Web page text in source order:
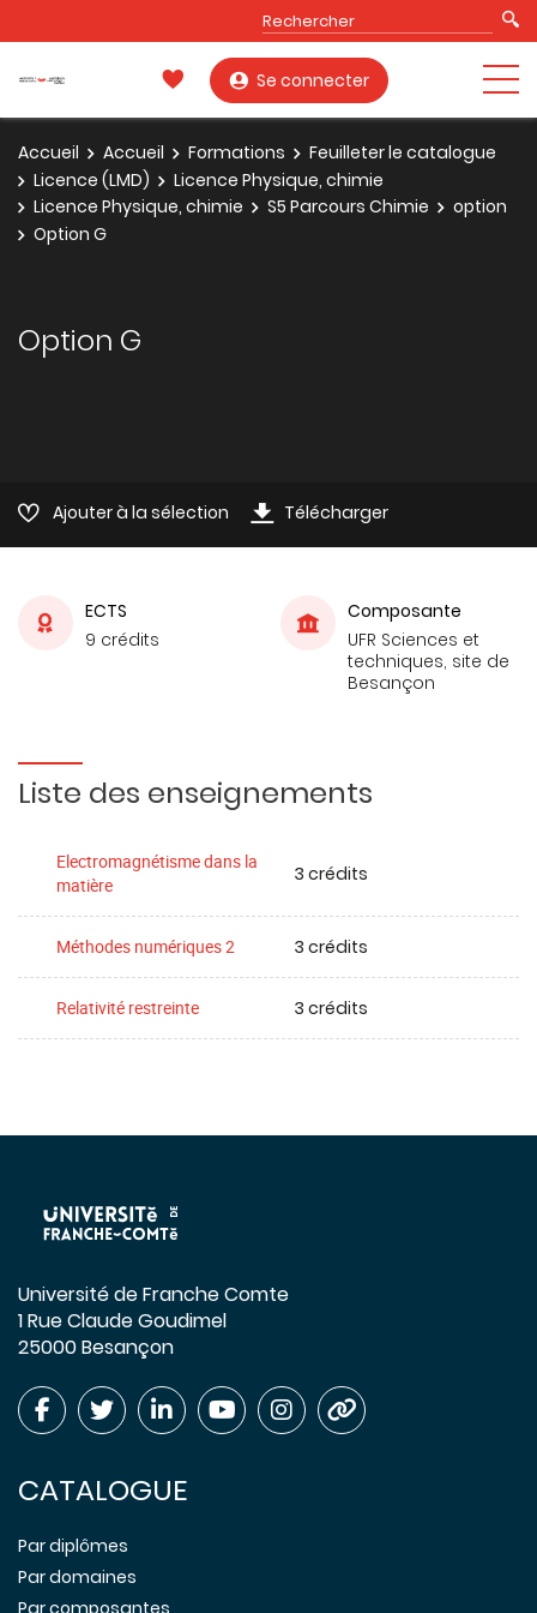
Se connecter
Accueil Accueil Formations
Feuilleter le catalogue
Licence (LMD)
Licence Physique, chimie
Licence Physique, chimie
S5 Parcours Chimie
option
Option G
Option G
Ajouter à la sélection Télécharger
ECTS
9 crédits
Composante
UFR Sciences et
techniques, site de
Besançon
Liste des enseignements
Electromagnétisme dans la
matière
3 crédits
Méthodes numériques 2 3 crédits
Relativité restreinte 3 crédits
Université de Franche Comte
1 Rue Claude Goudimel
25000 Besançon
CATALOGUE
Par diplômes
Par domaines
Par composantes